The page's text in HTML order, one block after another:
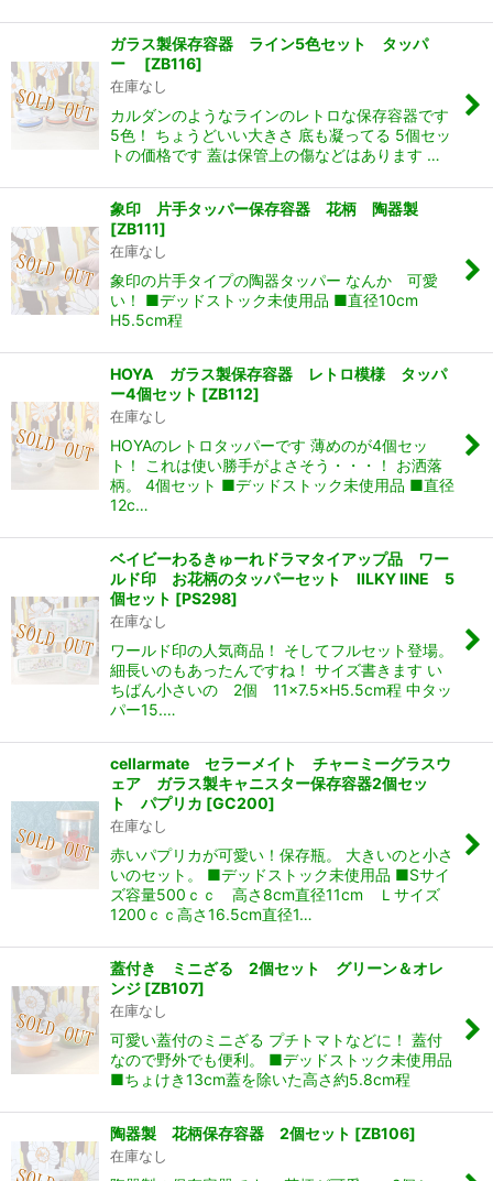
ガラス製保存容器 ライン5色セット タッパ
ー
[ZB116]
在庫なし
カルダンのようなラインのレトロな保存容器です
5色！ ちょうどいい大きさ 底も凝ってる 5個セッ
トの価格です 蓋は保管上の傷などはあります …
象印 片手タッパー保存容器 花柄 陶器製
[ZB111]
在庫なし
象印の片手タイプの陶器タッパー なんか 可愛
い！ ■デッドストック未使用品 ■直径10cm
H5.5cm程
HOYA ガラス製保存容器 レトロ模様 タッパ
ー4個セット [ZB112]
在庫なし
HOYAのレトロタッパーです 薄めのが4個セッ
ト！ これは使い勝手がよさそう・・・！ お洒落
柄。 4個セット ■デッドストック未使用品 ■直径
12c…
ベイビーわるきゅーれドラマタイアップ品 ワー
ルド印 お花柄のタッパーセット lILKY lINE 5
個セット [PS298]
在庫なし
ワールド印の人気商品！ そしてフルセット登場。
細長いのもあったんですね！ サイズ書きます い
ちばん小さいの 2個 11×7.5×H5.5cm程 中タッ
パー15.…
cellarmate セラーメイト チャーミーグラスウ
ェア ガラス製キャニスター保存容器2個セッ
ト パプリカ [GC200]
在庫なし
赤いパプリカが可愛い！保存瓶。 大きいのと小さ
いのセット。 ■デッドストック未使用品 ■Sサイ
ズ容量500ｃｃ 高さ8cm直径11cm Ｌサイズ
1200ｃｃ高さ16.5cm直径1…
蓋付き ミニざる 2個セット グリーン＆オレ
ンジ [ZB107]
在庫なし
可愛い蓋付のミニざる プチトマトなどに！ 蓋付
なので野外でも便利。 ■デッドストック未使用品
■ちょけき13cm蓋を除いた高さ約5.8cm程
陶器製 花柄保存容器 2個セット [ZB106]
在庫なし